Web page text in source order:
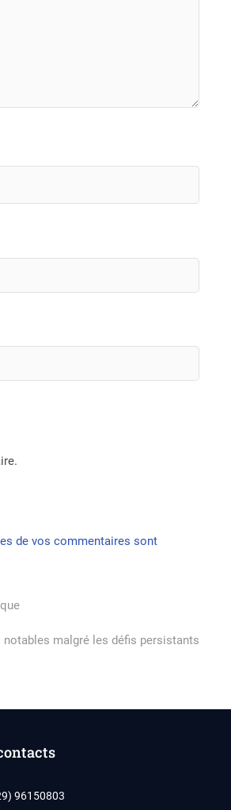
de vos commentaires sont
notables malgré les défis persistants
96150803